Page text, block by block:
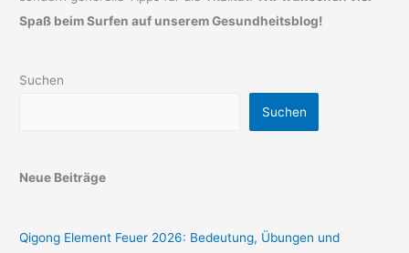
Spaß beim Surfen auf unserem Gesundheitsblog!
Suchen
Suchen
Neue Beiträge
Qigong Element Feuer 2026: Bedeutung, Übungen und